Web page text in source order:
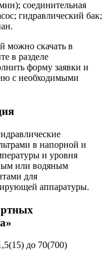
соединительная
гидравлический бак;
можно скачать в
в разделе
форму заявки и
с необходимыми
в напорной и
и уровня
или водяным
для
аппаратуры.
до 70(700)